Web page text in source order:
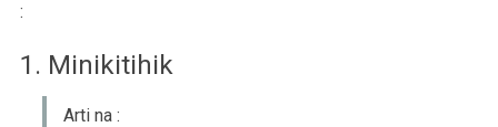
:
1. Minikitihik
Arti na :